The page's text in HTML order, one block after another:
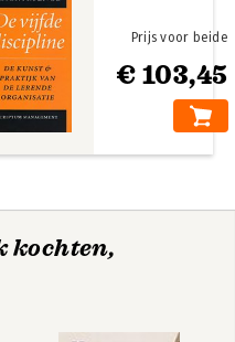
Presence
€ 103,45
Prijs voor beide
kochten,